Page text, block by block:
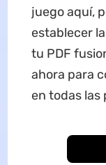
juego aquí,
establecer
tu PDF
ahora para
en todas las